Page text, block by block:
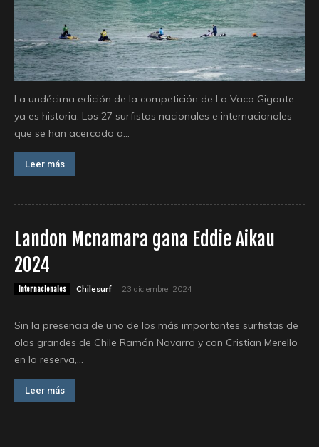
La undécima edición de la competición de La Vaca Gigante
ya es historia. Los 27 surfistas nacionales e internacionales
que se han acercado a...
Leer más
Landon Mcnamara gana Eddie Aikau
2024
Internacionales Chilesurf - 23 diciembre, 2024
Sin la presencia de uno de los más importantes surfistas de
olas grandes de Chile Ramón Navarro y con Cristian Merello
en la reserva,...
Leer más